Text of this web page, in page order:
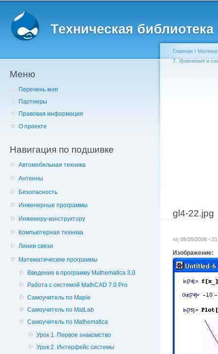
Техническая
Меню
Перечень книг
Партнеры
Правовая информация
О проекте
Навигация по подшивке
Автомобильная техника
Антенны
Безопасность
Инженерные программы
Инженеру-конструктору
Компьютерная техника
Линии связи
Математические программы
Введение в программу Mathematica 3.0
Работа с системой MathCAD 7.0 Pro
Самоучитель по Maple
Самоучитель по MatLab
Самоучитель по Mathematica
Урок 1. Первое знакомство
Урок 2. Интерфейс системы
Главная ›
7. Уравнения и
gl4-22.jpg
чт, 05/25/2006 -
Изображение: